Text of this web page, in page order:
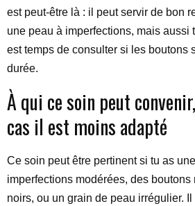
est peut-être là : il peut servir de bon
une peau à imperfections, mais aussi
est temps de consulter si les boutons
durée.
À qui ce soin peut
cas il est moins adapté
Ce soin peut être pertinent si tu as
imperfections modérées, des boutons
noirs, ou un grain de peau irrégulier.